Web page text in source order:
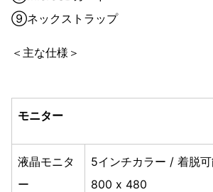
⑨ネックストラップ
＜主な仕様＞
モニター
液晶モニタ
ー
5インチカラー / 着脱
800 x 480